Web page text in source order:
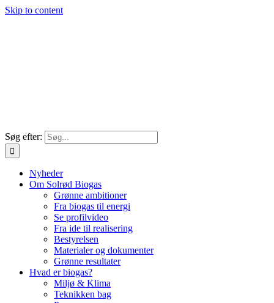
Skip to content
Søg efter:
Nyheder
Om Solrød Biogas
Grønne ambitioner
Fra biogas til energi
Se profilvideo
Fra ide til realisering
Bestyrelsen
Materialer og dokumenter
Grønne resultater
Hvad er biogas?
Miljø & Klima
Teknikken bag